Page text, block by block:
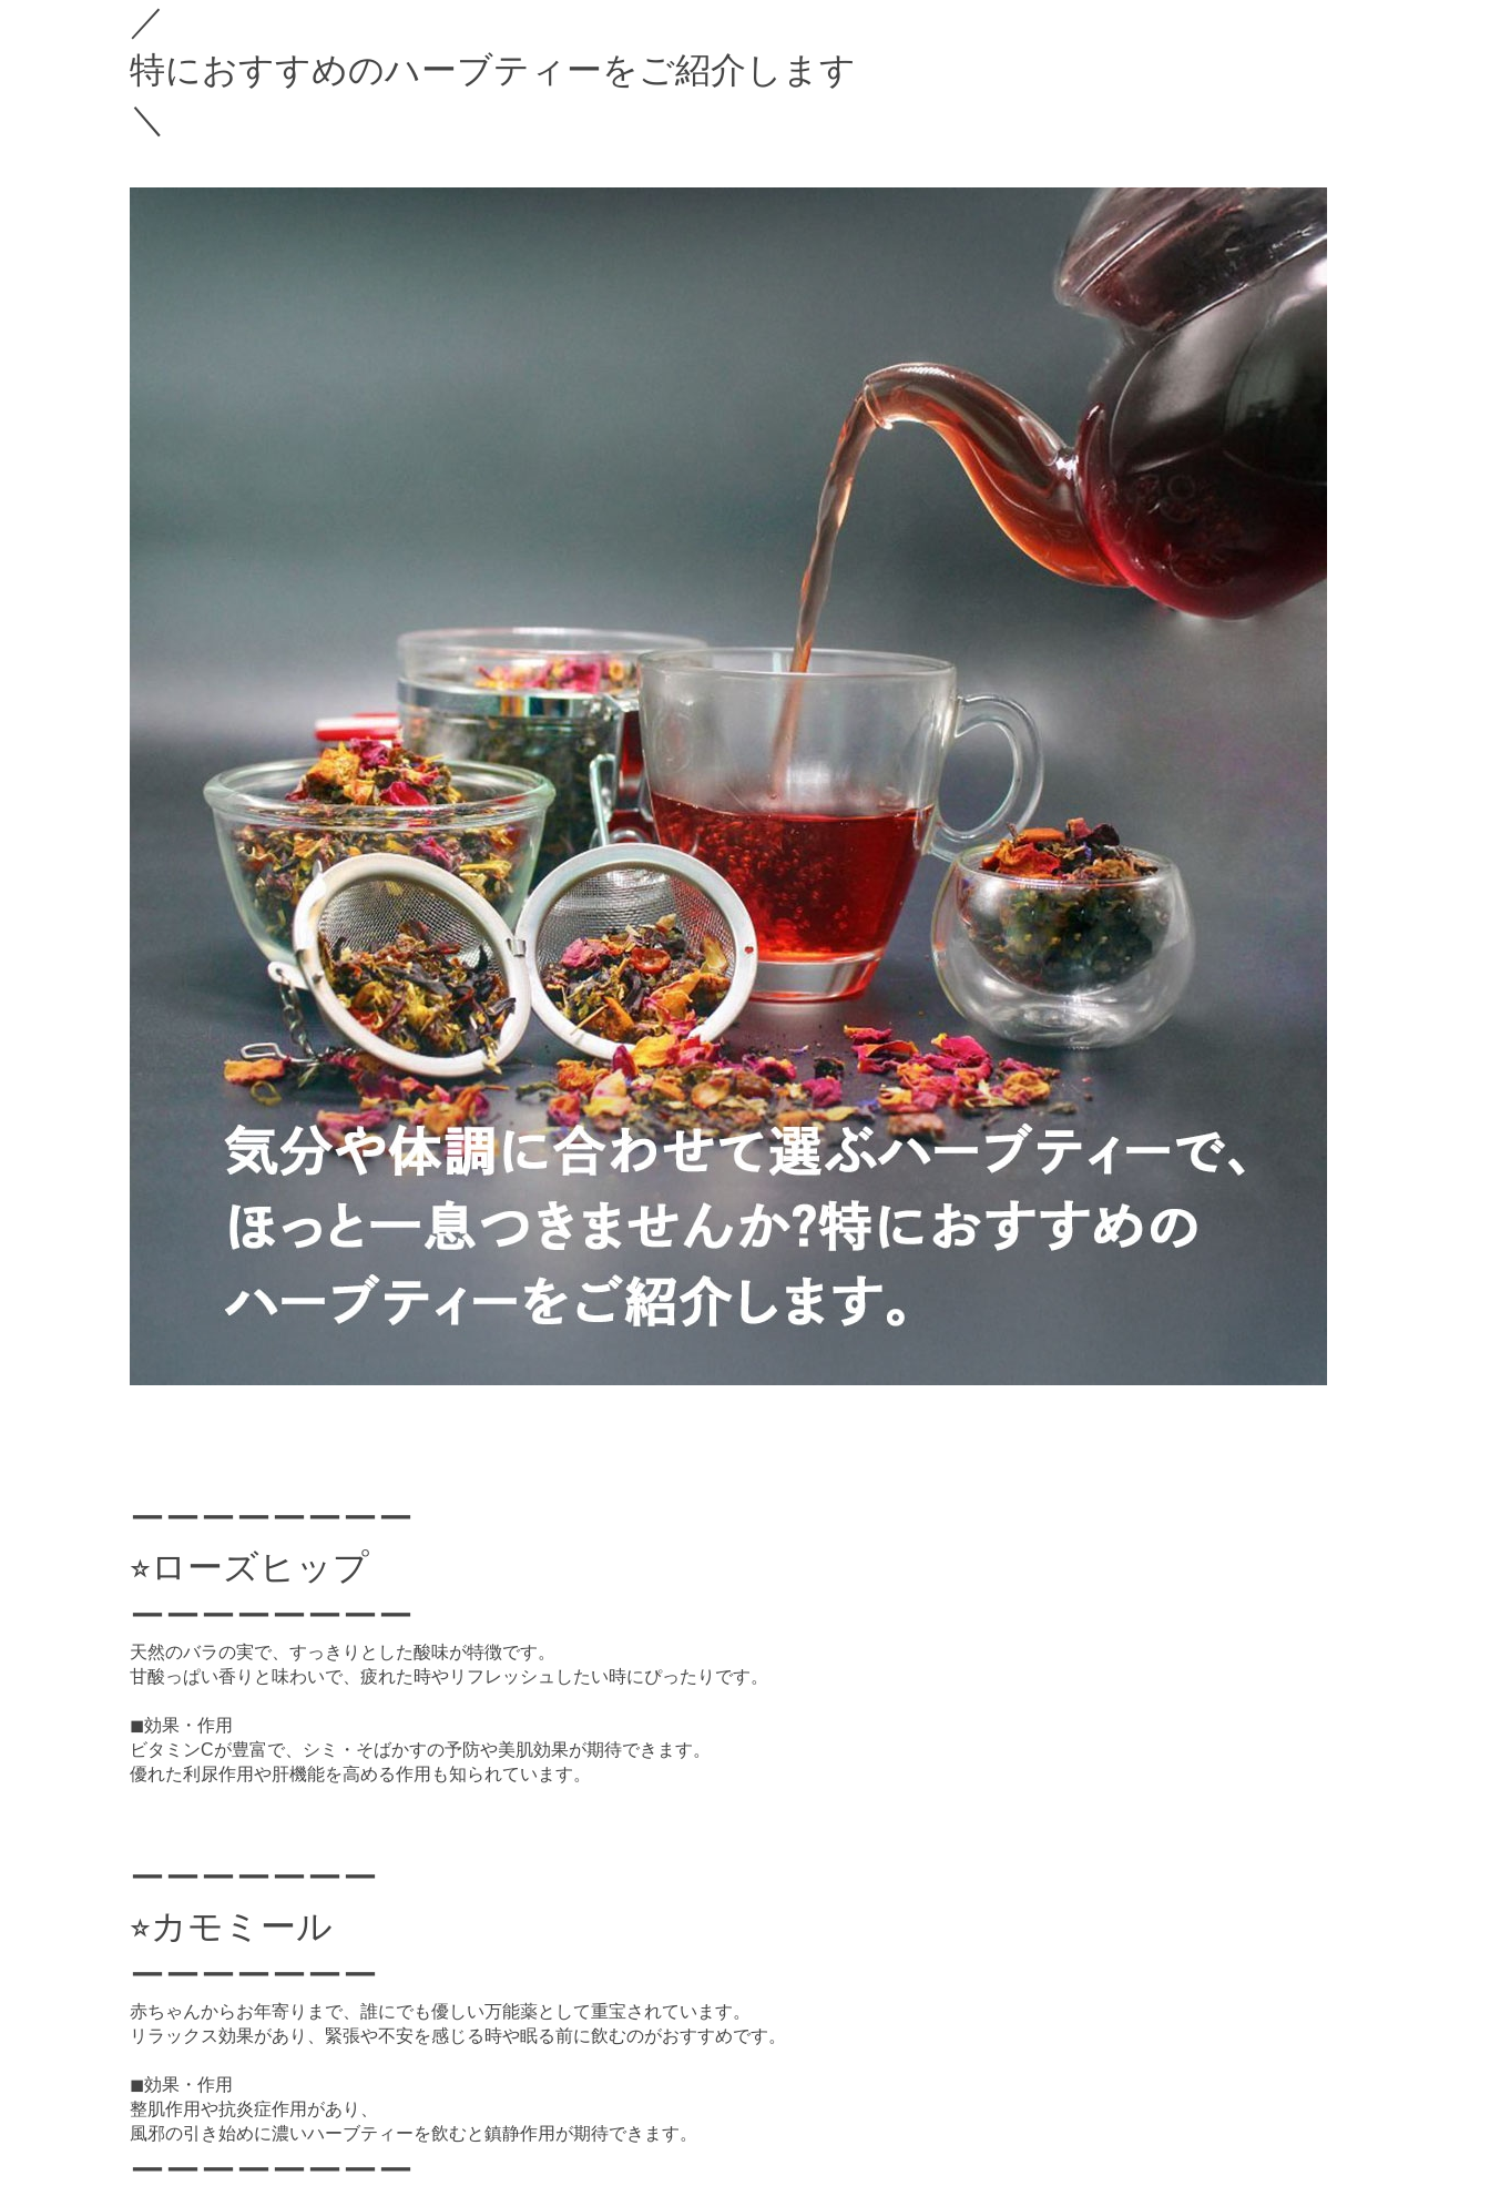
／
特におすすめのハーブティーをご紹介します
＼
ーーーーーーーー
⭐︎ローズヒップ
ーーーーーーーー
天然のバラの実で、すっきりとした酸味が特徴です。
甘酸っぱい香りと味わいで、疲れた時やリフレッシュしたい時にぴったりです。
◼︎効果・作用
ビタミンCが豊富で、シミ・そばかすの予防や美肌効果が期待できます。
優れた利尿作用や肝機能を高める作用も知られています。
ーーーーーーー
⭐︎カモミール
ーーーーーーー
赤ちゃんからお年寄りまで、誰にでも優しい万能薬として重宝されています。
リラックス効果があり、緊張や不安を感じる時や眠る前に飲むのがおすすめです。
◼︎効果・作用
整肌作用や抗炎症作用があり、
風邪の引き始めに濃いハーブティーを飲むと鎮静作用が期待できます。
ーーーーーーーー